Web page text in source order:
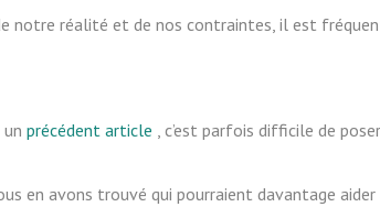
notre réalité et de nos contraintes, il est
précédent article , c’est parfois difficile de
en avons trouvé qui pourraient davantage aider